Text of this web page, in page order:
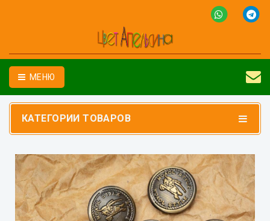
МЕНЮ
КАТЕГОРИИ ТОВАРОВ